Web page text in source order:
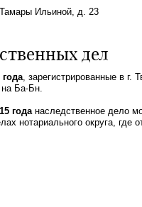
Ильиной, д. 23
дел
, зарегистрированные в г.
Ба-Бн.
годанаследственное дело
нотариального округа, где